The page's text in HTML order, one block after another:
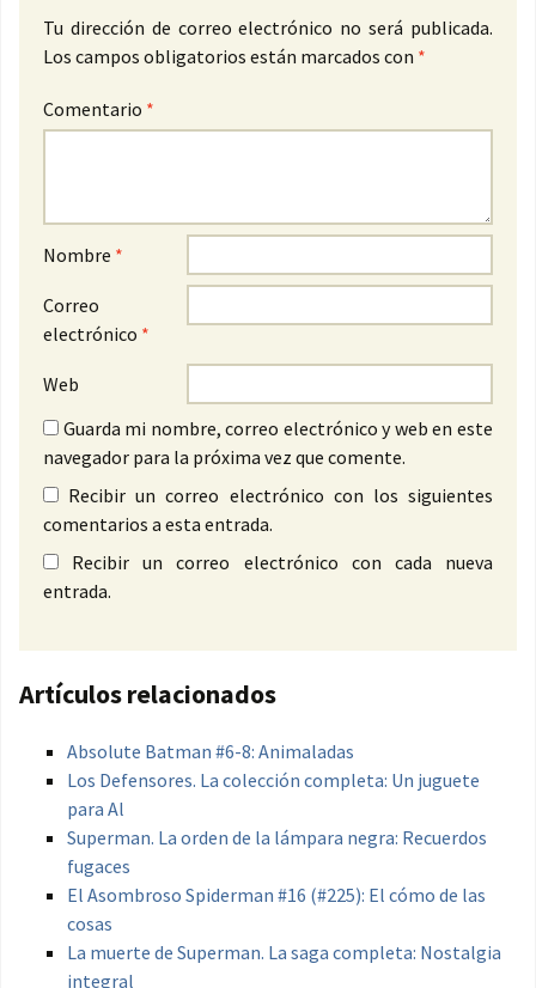
Tu dirección de correo electrónico no será publicada.
Los campos obligatorios están marcados con *
Comentario *
Nombre *
Correo
electrónico *
Web
Guarda mi nombre, correo electrónico y web en este
navegador para la próxima vez que comente.
Recibir un correo electrónico con los siguientes
comentarios a esta entrada.
Recibir un correo electrónico con cada nueva
entrada.
Artículos relacionados
Absolute Batman #6-8: Animaladas
Los Defensores. La colección completa: Un juguete
para Al
Superman. La orden de la lámpara negra: Recuerdos
fugaces
El Asombroso Spiderman #16 (#225): El cómo de las
cosas
La muerte de Superman. La saga completa: Nostalgia
integral